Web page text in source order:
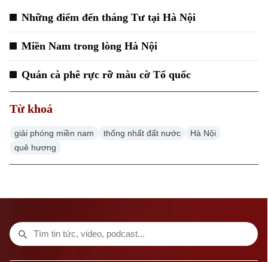
0865.116.699 (hotline)
Những điểm đến tháng Tư tại Hà Nội
Miền Nam trong lòng Hà Nội
Quán cà phê rực rỡ màu cờ Tổ quốc
Từ khoá
giải phóng miền nam thống nhất đất nước
Hà Nội
quê hương